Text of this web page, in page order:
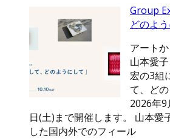
Group
どのよう
アート
山本愛
宏の3組
て、ど
2026年9
日(土)まで開催します。 山本愛
した国内外でのフィール